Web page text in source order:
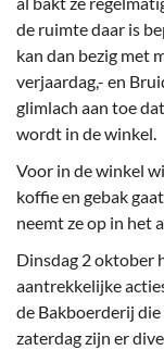
de ruimte daar is
kan dan bezig met
verjaardag,- en
glimlach aan toe
wordt in de winkel.
Voor in de winkel
koffie en gebak
neemt ze op in het
Dinsdag 2 oktober
aantrekkelijke
de Bakboerderij
zaterdag zijn er